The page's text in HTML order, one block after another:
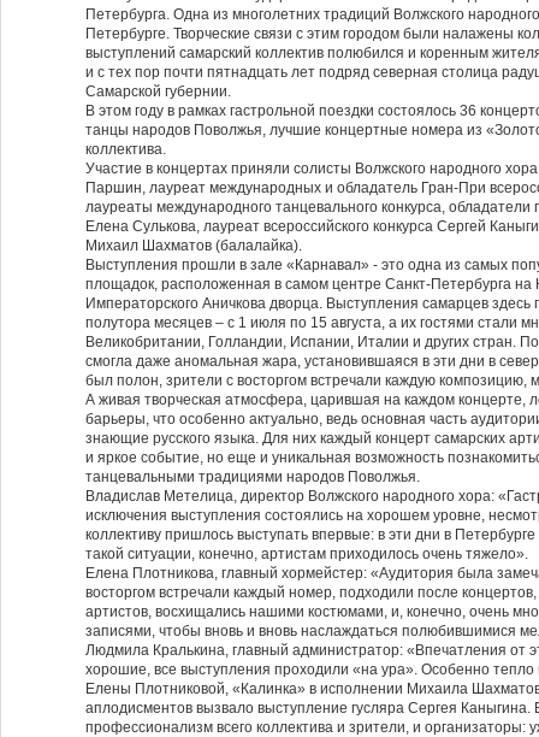
Петербурга. Одна из многолетних традиций Волжского
Петербурге. Творческие связи с этим городом были налажены
выступлений самарский коллектив полюбился и коренным
и с тех пор почти пятнадцать лет подряд северная столица
Самарской губернии.
В этом году в рамках гастрольной поездки состоялось 36
танцы народов Поволжья, лучшие концертные номера из
коллектива.
Участие в концертах приняли солисты Волжского народного
Паршин, лауреат международных и обладатель Гран-При
лауреаты международного танцевального конкурса,
Елена Сулькова, лауреат всероссийского конкурса Сергей
Михаил Шахматов (балалайка).
Выступления прошли в зале «Карнавал» - это одна из самых
площадок, расположенная в самом центре Санкт-Петербурга на
Императорского Аничкова дворца. Выступления самарцев
полутора месяцев – с 1 июля по 15 августа, а их гостями стали
Великобритании, Голландии, Испании, Италии и других стран.
смогла даже аномальная жара, установившаяся в эти дни в
был полон, зрители с восторгом встречали каждую композицию,
А живая творческая атмосфера, царившая на каждом концерте,
барьеры, что особенно актуально, ведь основная часть
знающие русского языка. Для них каждый концерт самарских
и яркое событие, но еще и уникальная возможность
танцевальными традициями народов Поволжья.
Владислав Метелица, директор Волжского народного хора:
исключения выступления состоялись на хорошем уровне,
коллективу пришлось выступать впервые: в эти дни в
такой ситуации, конечно, артистам приходилось очень тяжело».
Елена Плотникова, главный хормейстер: «Аудитория была
восторгом встречали каждый номер, подходили после
артистов, восхищались нашими костюмами, и, конечно, очень
записями, чтобы вновь и вновь наслаждаться полюбившимися
Людмила Кралькина, главный администратор: «Впечатления от
хорошие, все выступления проходили «на ура». Особенно
Елены Плотниковой, «Калинка» в исполнении Михаила
аплодисментов вызвало выступление гусляра Сергея Каныгина.
профессионализм всего коллектива и зрители, и организаторы: